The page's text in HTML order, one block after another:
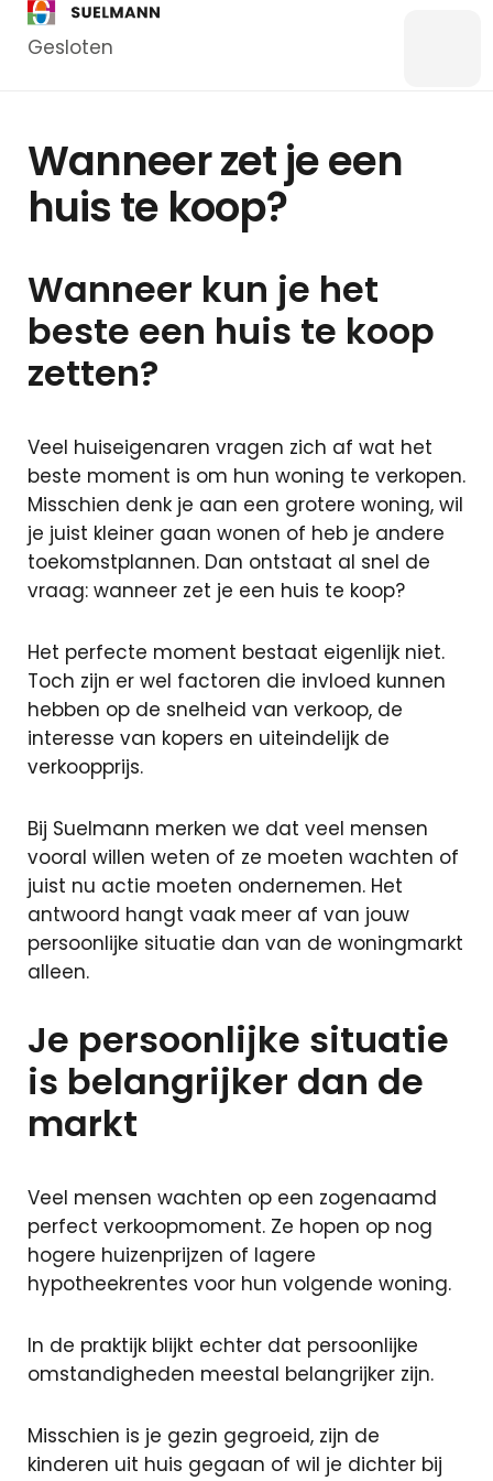
Gesloten
Wanneer zet je een
huis te koop?
Wanneer kun je het
beste een huis te koop
zetten?
Veel huiseigenaren vragen zich af wat het
beste moment is om hun woning te verkopen.
Misschien denk je aan een grotere woning, wil
je juist kleiner gaan wonen of heb je andere
toekomstplannen. Dan ontstaat al snel de
vraag: wanneer zet je een huis te koop?
Het perfecte moment bestaat eigenlijk niet.
Toch zijn er wel factoren die invloed kunnen
hebben op de snelheid van verkoop, de
interesse van kopers en uiteindelijk de
verkoopprijs.
Bij Suelmann merken we dat veel mensen
vooral willen weten of ze moeten wachten of
juist nu actie moeten ondernemen. Het
antwoord hangt vaak meer af van jouw
persoonlijke situatie dan van de woningmarkt
alleen.
Je persoonlijke situatie
is belangrijker dan de
markt
Veel mensen wachten op een zogenaamd
perfect verkoopmoment. Ze hopen op nog
hogere huizenprijzen of lagere
hypotheekrentes voor hun volgende woning.
In de praktijk blijkt echter dat persoonlijke
omstandigheden meestal belangrijker zijn.
Misschien is je gezin gegroeid, zijn de
kinderen uit huis gegaan of wil je dichter bij
Particulier
Kredieten
Particulier
Kredieten
Hypotheken
Hypotheek
oversluiten
Actuele
rente
Hoeveel
ik lenen?
Lineaire
hypotheek
Annuiteiten
hypotheek
Verzekeringen
verzekeringen
Zakelijke
verzekeringen
Makelaardij
Gratis
Woning
verkopen
kopen